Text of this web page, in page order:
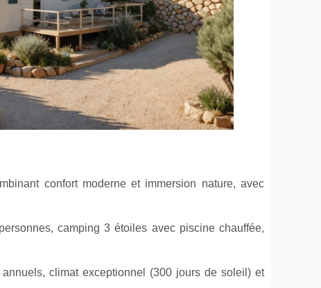
confort moderne et immersion nature, avec
camping 3 étoiles avec piscine chauffée,
climat exceptionnel (300 jours de soleil) et